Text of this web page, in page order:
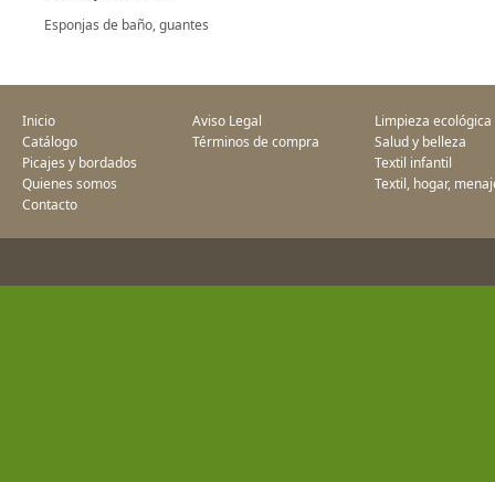
Esponjas de baño, guantes
Inicio
Catálogo
Picajes y bordados
Quienes somos
Contacto
Aviso Legal
Términos de compra
Limpieza ecológica
Salud y belleza
Textil infantil
Textil, hogar,